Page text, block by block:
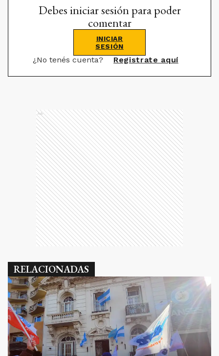
Debes iniciar sesión para poder
comentar
INICIAR
SESIÓN
¿No tenés cuenta? Registrate aquí
Ads
RELACIONADAS